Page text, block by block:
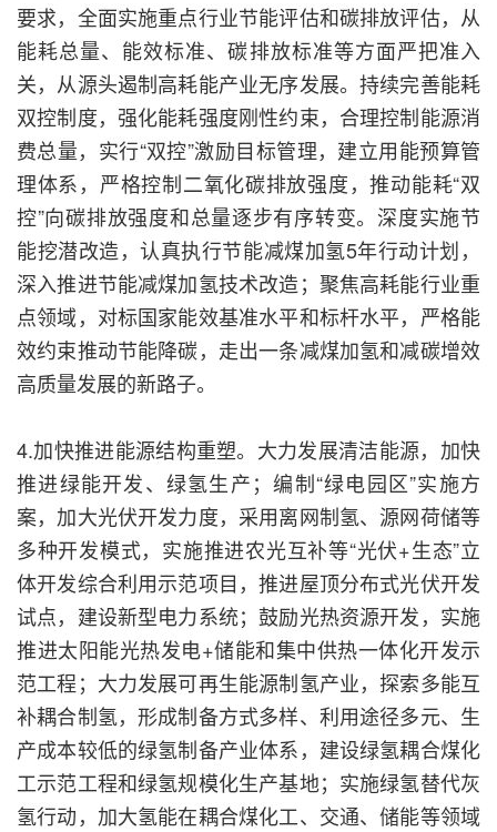
要求，全面实施重点行业节能评估和碳排放评估，从
能耗总量、能效标准、碳排放标准等方面严把准入
关，从源头遏制高耗能产业无序发展。持续完善能耗
双控制度，强化能耗强度刚性约束，合理控制能源消
费总量，实行“双控”激励目标管理，建立用能预算管
理体系，严格控制二氧化碳排放强度，推动能耗“双
控”向碳排放强度和总量逐步有序转变。深度实施节
能挖潜改造，认真执行节能减煤加氢5年行动计划，
深入推进节能减煤加氢技术改造；聚焦高耗能行业重
点领域，对标国家能效基准水平和标杆水平，严格能
效约束推动节能降碳，走出一条减煤加氢和减碳增效
高质量发展的新路子。
4.加快推进能源结构重塑。大力发展清洁能源，加快
推进绿能开发、绿氢生产；编制“绿电园区”实施方
案，加大光伏开发力度，采用离网制氢、源网荷储等
多种开发模式，实施推进农光互补等“光伏+生态”立
体开发综合利用示范项目，推进屋顶分布式光伏开发
试点，建设新型电力系统；鼓励光热资源开发，实施
推进太阳能光热发电+储能和集中供热一体化开发示
范工程；大力发展可再生能源制氢产业，探索多能互
补耦合制氢，形成制备方式多样、利用途径多元、生
产成本较低的绿氢制备产业体系，建设绿氢耦合煤化
工示范工程和绿氢规模化生产基地；实施绿氢替代灰
氢行动，加大氢能在耦合煤化工、交通、储能等领域